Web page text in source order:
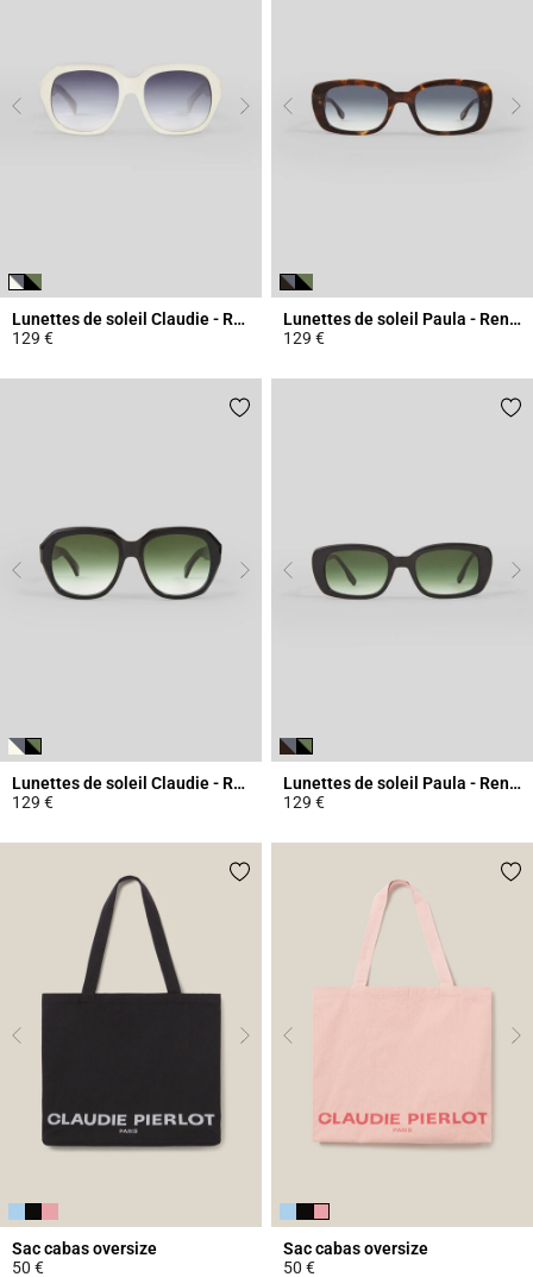
Lunettes de soleil Claudie - Rendel
129 €
Lunettes de soleil Paula - Rendel
129 €
Lunettes de soleil Claudie - Rendel
129 €
Lunettes de soleil Paula - Rendel
129 €
Sac cabas oversize
50 €
Sac cabas oversize
50 €